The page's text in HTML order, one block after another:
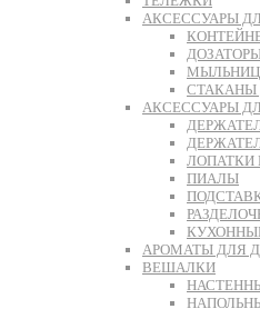
АКСЕССУАРЫ
СТАКАНЫ
АКСЕССУАРЫ
ЛОПАТКИ
ПИАЛЫ
АРОМАТЫ ДЛЯ
ВЕШАЛКИ